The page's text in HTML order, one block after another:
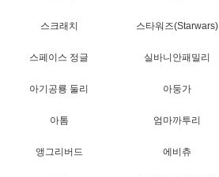
스크래치 스타워즈(Starwars)
스페이스 정글 실바니안패밀리
아기공룡 둘리 아둥가
아톰 엄마까투리
앵그리버드 에비츄